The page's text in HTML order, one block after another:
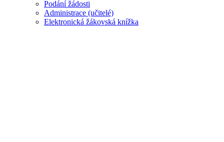
Podání žádosti
Administrace (učitelé)
Elektronická žákovská knížka